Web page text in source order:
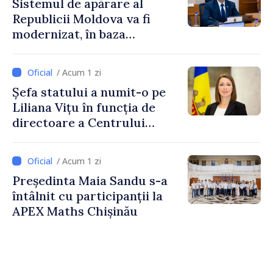
Sistemul de apărare al
Republicii Moldova va fi
modernizat, în baza
implementare a Strategiei
Naționale de Apărare
/ Acum 1 zi
Șefa statului a numit-o pe
Liliana Vițu în funcția de
directoare a Centrului
Strategică și Contracarare a
Dezinformării
/ Acum 1 zi
Președinta Maia Sandu s-a
întâlnit cu participanții la
APEX Maths Chișinău